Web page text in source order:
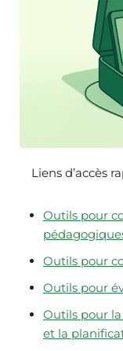
Liens d’accès
Outils pour
Outils pour
Outils pour
Outils pour
et la